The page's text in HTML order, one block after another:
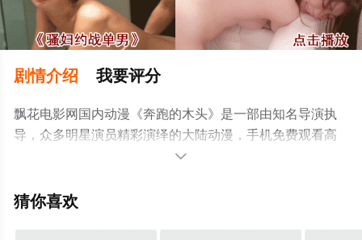
剧情介绍 我要评分
飘花电影网国内动漫《奔跑的木头》是一部由知名导演执
导，众多明星演员精彩演绎的大陆动漫，手机免费观看高
清无删减完整版动漫就上飘花影院，更多相关信息可移步

猜你喜欢